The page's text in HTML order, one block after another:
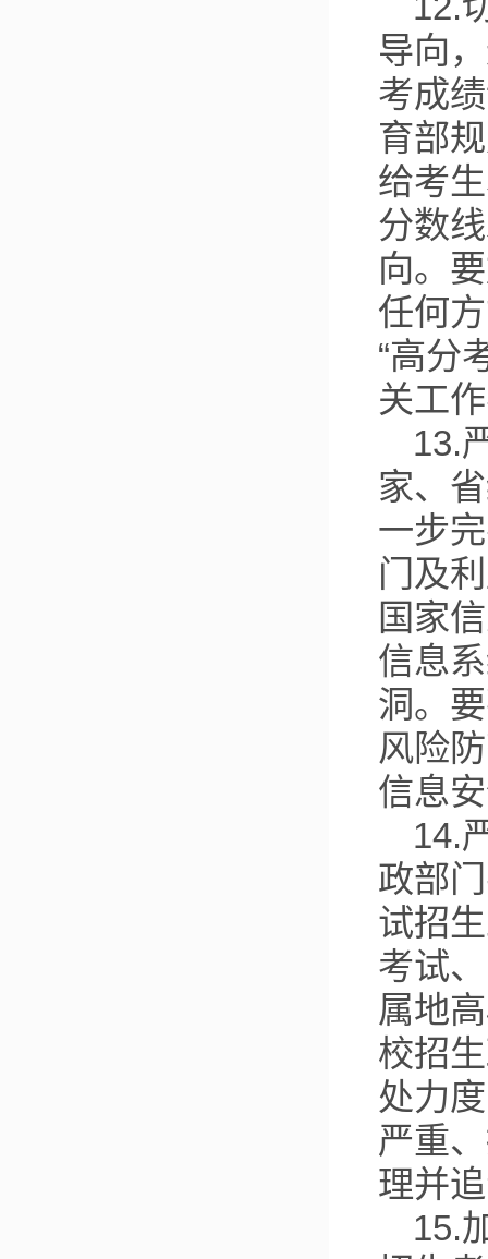
导向
考成
育部
给考
分数
向。
任何
“高分
关工
13.
家、
一步
门及
国家
信息
洞。
风险
信息
14.
政部
试招
考试
属地
校招
处力
严重
理并
15.